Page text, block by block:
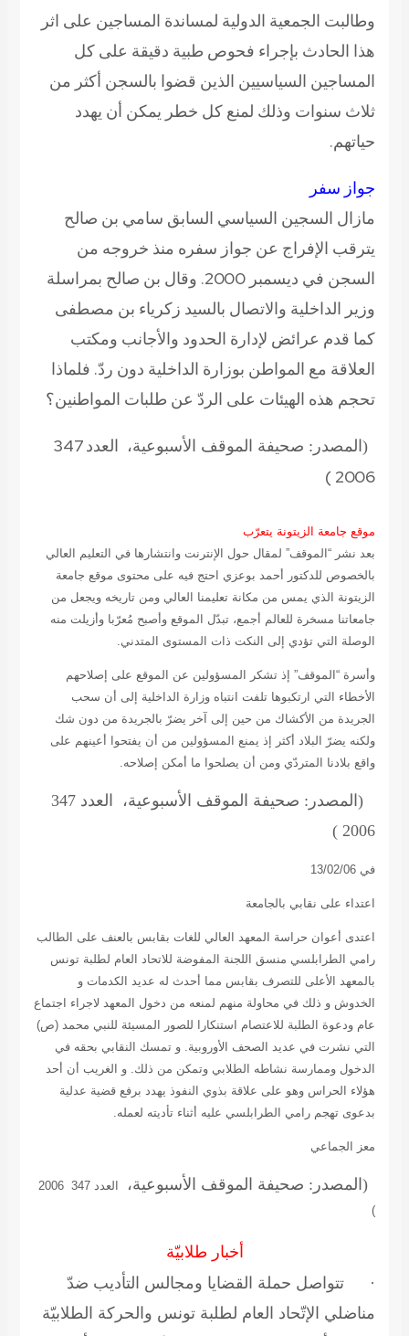
وطالبت الجمعية الدولية لمساندة المساجين على اثر
هذا الحادث بإجراء فحوص طبية دقيقة على كل
المساجين السياسيين الذين قضوا بالسجن أكثر من
ثلاث سنوات وذلك لمنع كل خطر يمكن أن يهدد
حياتهم.
جواز سفر
مازال السجين السياسي السابق سامي بن صالح
يترقب الإفراج عن جواز سفره منذ خروجه من
السجن في ديسمبر 2000. وقال بن صالح بمراسلة
وزير الداخلية والاتصال بالسيد زكرياء بن مصطفى
كما قدم عرائض لإدارة الحدود والأجانب ومكتب
العلاقة مع المواطن بوزارة الداخلية دون ردّ. فلماذا
تحجم هذه الهيئات على الردّ عن طلبات المواطنين؟
(المصدر: صحيفة الموقف الأسبوعية، العدد 347
2006 )
موقع جامعة الزيتونة يتعرّب
بعد نشر “الموقف” لمقال حول الإنترنت وانتشارها في التعليم العالي
بالخصوص للدكتور أحمد بوعزي احتج فيه على محتوى موقع جامعة
الزيتونة الذي يمس من مكانة تعليمنا العالي ومن تاريخه ويجعل من
جامعاتنا مسخرة للعالم أجمع، تبدّل الموقع وأصبح مُعرّبا وأزيلت منه
الوصلة التي تؤدي إلى النكت ذات المستوى المتدني.
وأسرة “الموقف” إذ تشكر المسؤولين عن الموقع على إصلاحهم
الأخطاء التي ارتكبوها تلفت انتباه وزارة الداخلية إلى أن سحب
الجريدة من الأكشاك من حين إلى آخر يضرّ بالجريدة من دون شك
ولكنه يضرّ البلاد أكثر إذ يمنع المسؤولين من أن يفتحوا أعينهم على
واقع بلادنا المتردّي ومن أن يصلحوا ما أمكن إصلاحه.
(المصدر: صحيفة الموقف الأسبوعية،
العدد 347
2006 )
في 13/02/06
اعتداء على نقابي بالجامعة
اعتدى أعوان حراسة المعهد العالي للغات بقابس بالعنف على الطالب
رامي الطرابلسي منسق اللجنة المفوضة للاتحاد العام لطلبة تونس
بالمعهد الأعلى للتصرف بقابس مما أحدث له عديد الكدمات و
الخدوش و ذلك في محاولة منهم لمنعه من دخول المعهد لاجراء اجتماع
عام ودعوة الطلبة للاعتصام استنكارا للصور المسيئة للنبي محمد (ص)
التي نشرت في عديد الصحف الأوروبية. و تمسك النقابي بحقه في
الدخول وممارسة نشاطه الطلابي وتمكن من ذلك. و الغريب أن أحد
هؤلاء الحراس وهو على علاقة بذوي النفوذ يهدد برفع قضية عدلية
بدعوى تهجم رامي الطرابلسي عليه أثناء تأديته لعمله.
معز الجماعي
(المصدر: صحيفة الموقف الأسبوعية، العدد 347
2006
)
أخبار طلابيّة
·
تتواصل حملة القضايا ومجالس التأديب ضدّ
مناضلي الإتّحاد العام لطلبة تونس والحركة الطلابيّة